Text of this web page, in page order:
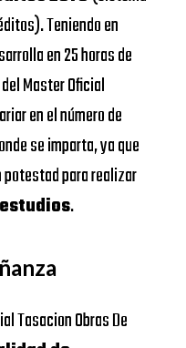
Teniendo en
en 25 horas de
Master Oficial
en el número de
se imparta, ya que
para realizar
.
Tasacion Obras De